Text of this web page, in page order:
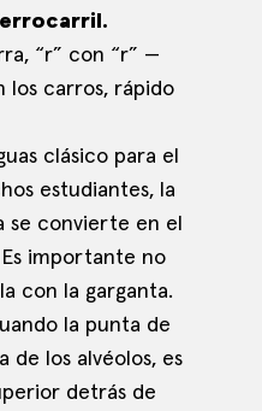
“r” con “r” —
los carros, rápido
clásico para el
estudiantes, la
se convierte en el
importante no
con la garganta.
la punta de
de los alvéolos, es
detrás de